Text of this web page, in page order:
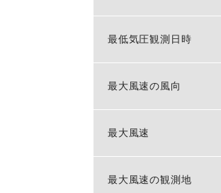
最低気圧観測日時
最大風速の風向
最大風速
最大風速の観測地